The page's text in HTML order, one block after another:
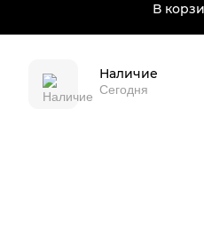
В
Наличие
Сегодня